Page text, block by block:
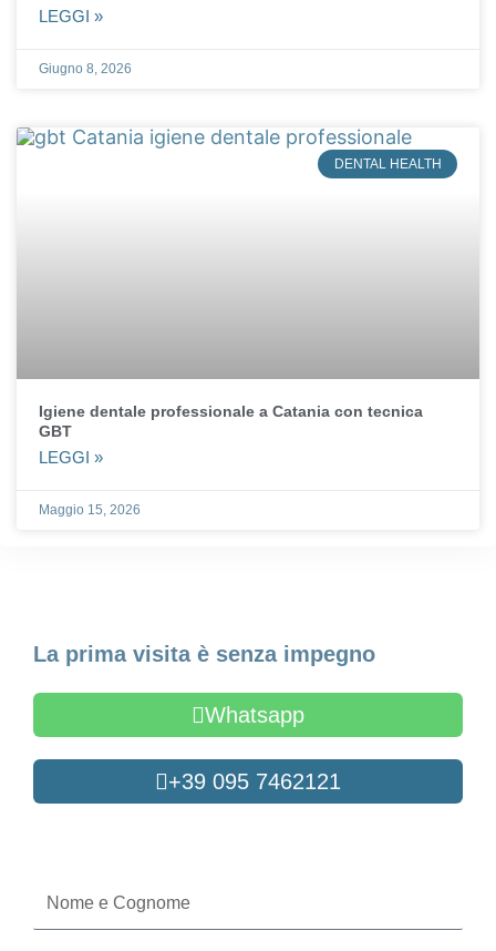
LEGGI »
Giugno 8, 2026
DENTAL HEALTH
Igiene dentale professionale a Catania con tecnica
GBT
LEGGI »
Maggio 15, 2026
La prima visita è senza impegno
Whatsapp
+39 095 7462121
Cognome